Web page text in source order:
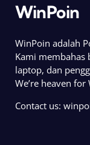
WinPoin
WinPoin adalah
Kami membahas
laptop, dan
We’re heaven
Contact us: